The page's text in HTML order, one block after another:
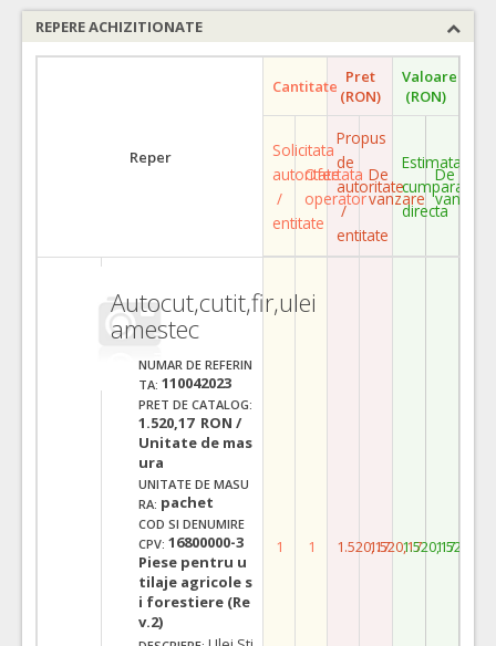
REPERE ACHIZITIONATE
Reper
Cantitate Pret
(RON)
Valoare
(RON)
Solicitata
autoritate
/
entitate
Ofertata
operator
Propus
de
autoritate
/
entitate
De
vanzare
Estimata
cumparare
directa
De
vanzare
Autocut,cutit,fir,ulei
amestec
NUMAR DE REFERIN
TA: 110042023
PRET DE CATALOG:
1.520,17 RON /
Unitate de mas
ura
UNITATE DE MASU
RA: pachet
COD SI DENUMIRE
CPV: 16800000-3
Piese pentru u
tilaje agricole s
i forestiere (Re
v.2)
1 1 1.520,171.520,171.520,171.520,17